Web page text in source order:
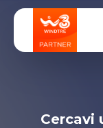
Cercavi